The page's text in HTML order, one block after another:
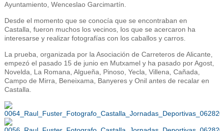
Ayuntamiento, Wenceslao Garcimartín.
Desde el momento que se conocía que se encontraban en
Castalla, fueron muchos los vecinos, los que se acercaron ha
interesarse y realizar fotografías con los caballos y carros.
La prueba, organizada por la Asociación de Carreteros de Alicante,
empezó el pasado 15 de junio en Mutxamel y ha pasado por Agost,
Novelda, La Romana, Algueña, Pinoso, Yecla, Villena, Cañada,
Campo de Mirra, Beneixama, Banyeres y Onil antes de recalar en
Castalla.